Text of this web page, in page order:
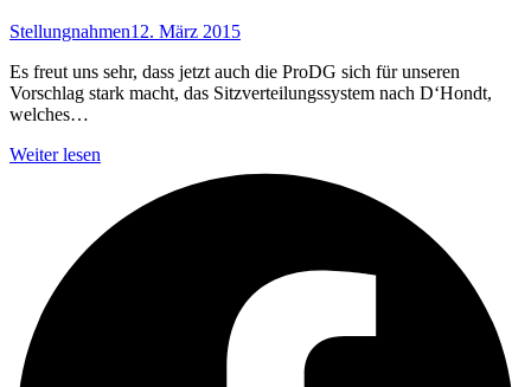
Stellungnahmen12. März 2015
Es freut uns sehr, dass jetzt auch die ProDG sich für unseren
Vorschlag stark macht, das Sitzverteilungssystem nach D‘Hondt,
welches…
Weiter lesen